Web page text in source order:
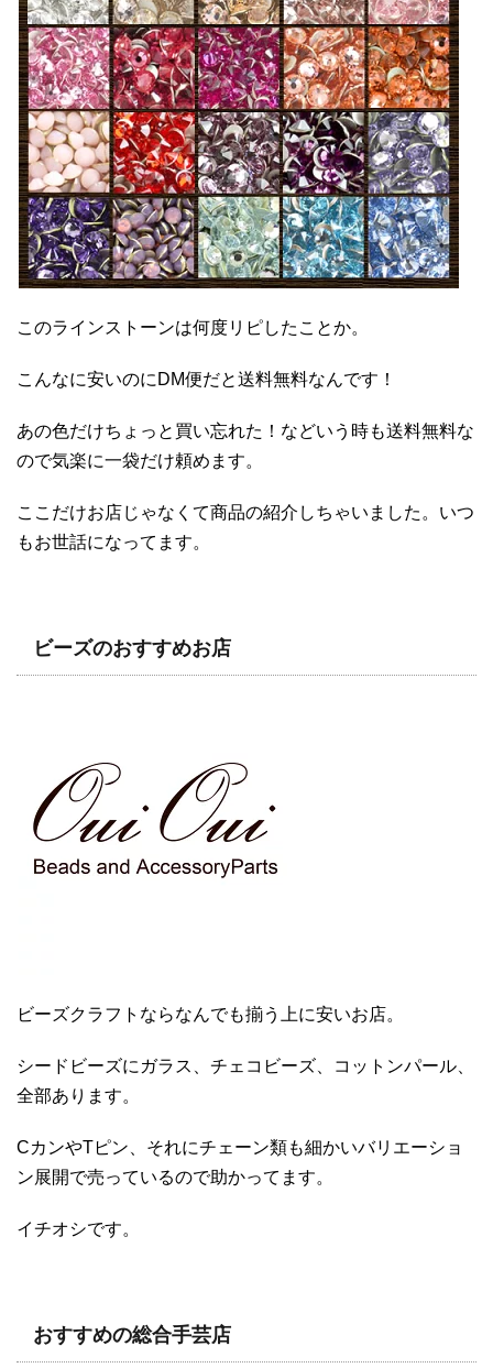
このラインストーンは何度リピしたことか。
こんなに安いのにDM便だと送料無料なんです！
あの色だけちょっと買い忘れた！などいう時も送料無料な
ので気楽に一袋だけ頼めます。
ここだけお店じゃなくて商品の紹介しちゃいました。いつ
もお世話になってます。
ビーズのおすすめお店
ビーズクラフトならなんでも揃う上に安いお店。
シードビーズにガラス、チェコビーズ、コットンパール、
全部あります。
CカンやTピン、それにチェーン類も細かいバリエーショ
ン展開で売っているので助かってます。
イチオシです。
おすすめの総合手芸店